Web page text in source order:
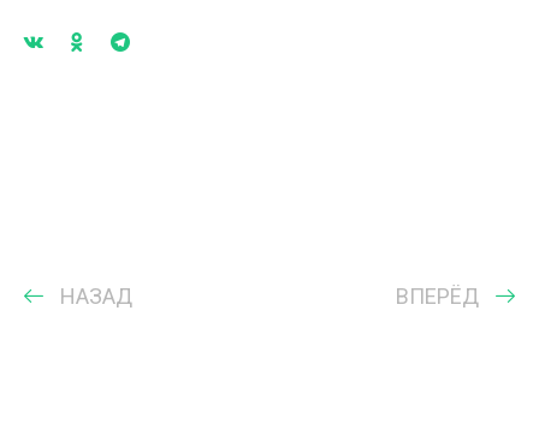
НАЗАД ВПЕРЁД